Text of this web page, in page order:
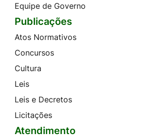
Equipe de Governo
Publicações
Atos Normativos
Concursos
Cultura
Leis
Leis e Decretos
Licitações
Atendimento